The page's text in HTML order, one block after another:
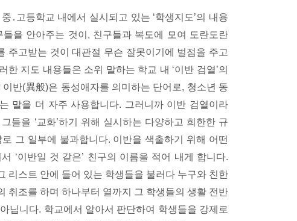
․고등학교 내에서 실시되고 있는 ‘학생지도’의 내용
을 안아주는 것이, 친구들과 복도에 모여 도란도란
주고받는 것이 대관절 무슨 잘못이기에 벌점을 주고
지도 내용들은 소위 말하는 학교 내 ‘이반 검열’의
반(異般)은 동성애자를 의미하는 단어로, 청소년 동
말을 더 자주 사용합니다. 그러니까 이반 검열이라
들을 ‘교화’하기 위해 실시하는 다양하고 희한한 규
그 일부에 불과합니다. 이반을 색출하기 위해 어떤
‘이반일 것 같은’ 친구의 이름을 적어 내게 합니다.
리스트 안에 들어 있는 학생들을 불러다 누구와 친한
취조를 하며 하나부터 열까지 그 학생들의 생활 전반
닙니다. 학교에서 알아서 판단하여 학생들을 강제로